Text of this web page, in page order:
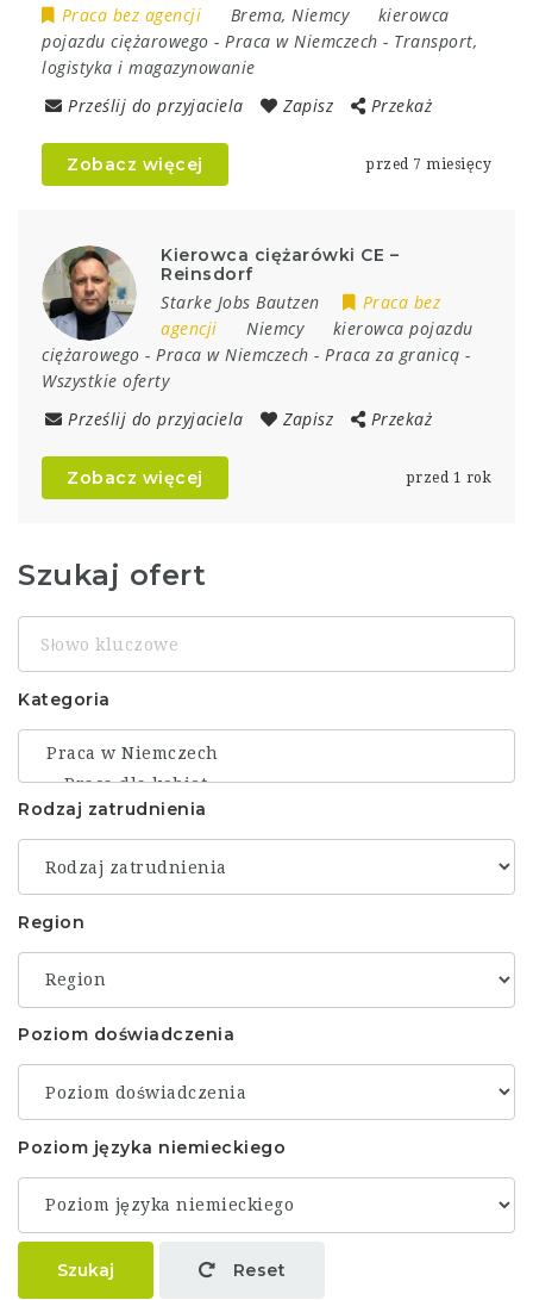
Praca bez agencji Brema, Niemcy
kierowca
pojazdu ciężarowego - Praca w Niemczech - Transport,
logistyka i magazynowanie
Prześlij do przyjaciela
Zapisz Przekaż
Zobacz więcej przed 7 miesięcy
Kierowca ciężarówki CE –
Reinsdorf
Starke Jobs Bautzen
Praca bez
agencji
Niemcy
kierowca pojazdu
ciężarowego - Praca w Niemczech - Praca za granicą -
Wszystkie oferty
Prześlij do przyjaciela
Zapisz Przekaż
Zobacz więcej przed 1 rok
Szukaj ofert
Słowo
kluczowe
Kategoria
Rodzaj zatrudnienia
Region
Poziom doświadczenia
Poziom języka niemieckiego
Szukaj Reset